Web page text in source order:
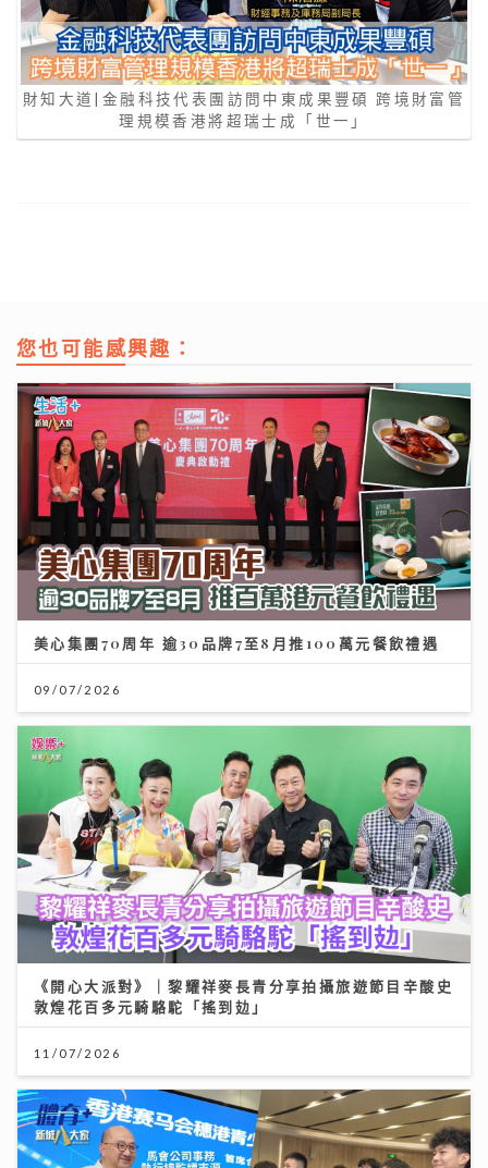
財知大道|金融科技代表團訪問中東成果豐碩 跨境財富管
理規模香港將超瑞士成「世一」
您也可能感興趣：
美心集團70周年 逾30品牌7至8月推100萬元餐飲禮遇
09/07/2026
《開心大派對》｜黎耀祥麥長青分享拍攝旅遊節目辛酸史
敦煌花百多元騎駱駝「搖到攰」
11/07/2026